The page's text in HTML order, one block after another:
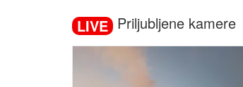
LIVE Priljubljene kamere